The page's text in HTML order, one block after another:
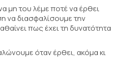
μη του λέμε ποτέ να έρθει
να διασφαλίσουμε την
πως έχει τη δυνατότητα
όταν έρθει, ακόμα κι